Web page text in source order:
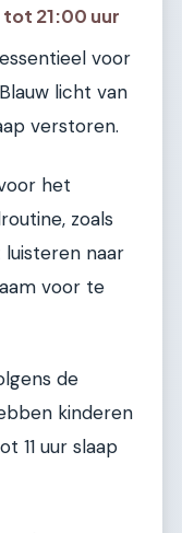
21:00 uur
voor
licht van
verstoren.
het
zoals
naar
voor te
de
kinderen
11 uur slaap